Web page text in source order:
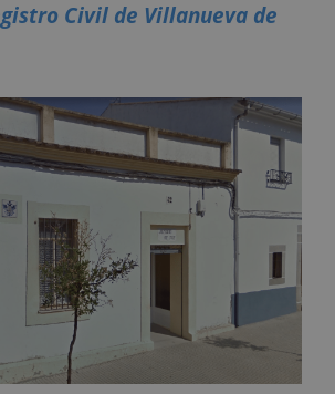
Civil de Villanueva de